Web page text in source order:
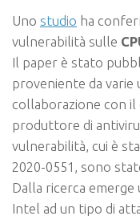
Uno studio ha
vulnerabilità sulle
Il paper è stato
proveniente da varie
collaborazione con
produttore di
vulnerabilità, cui è
2020-0551, sono
Dalla ricerca emerge
Intel ad un tipo di